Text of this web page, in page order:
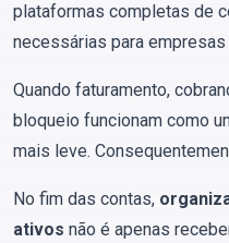
plataformas completas de
necessárias para
Quando faturamento,
bloqueio funcionam como
mais leve.
No fim das contas,
ativos não é apenas